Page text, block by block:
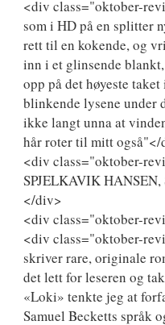
<div class="oktober-
som i HD på en splitter
rett til en kokende, og
inn i et glinsende
opp på det høyeste
blinkende lysene under
ikke langt unna at
hår roter til mitt
<div class="oktober-
SPJELKAVIK
</div>
<div class="oktober-
<div class="oktober-
skriver rare, originale
det lett for leseren og
«Loki» tenkte jeg at
Samuel Becketts språk